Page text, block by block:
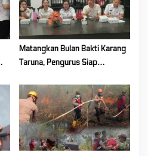
Matangkan Bulan Bakti Karang
Taruna, Pengurus Siap
Mitra